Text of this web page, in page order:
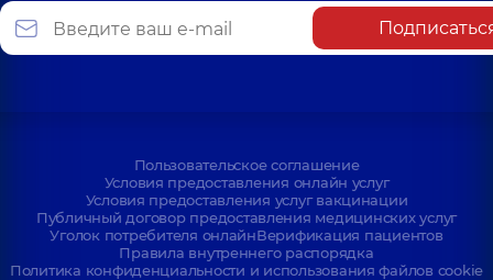
Пользовательское соглашение
Условия предоставления онлайн услуг
Условия предоставления услуг вакцинации
Публичный договор предоставления медицинских услуг
Уголок потребителя онлайнВерификация пациентов
Правила внутреннего распорядка
Политика конфиденциальности и использования файлов cookie